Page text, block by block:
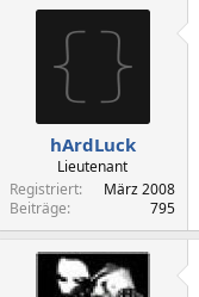
hArdLuck
Lieutenant
Registriert
März 2008
Beiträge
795